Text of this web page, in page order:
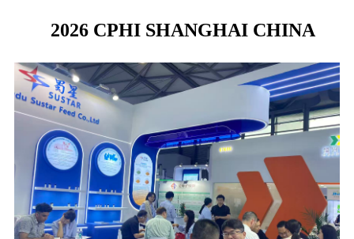
2026 CPHI SHANGHAI CHINA